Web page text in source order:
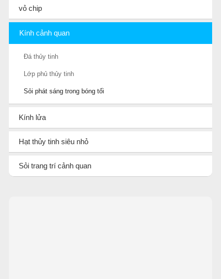
vỏ chip
Kính cảnh quan
Đá thủy tinh
Lớp phủ thủy tinh
Sỏi phát sáng trong bóng tối
Kính lửa
Hạt thủy tinh siêu nhỏ
Sỏi trang trí cảnh quan